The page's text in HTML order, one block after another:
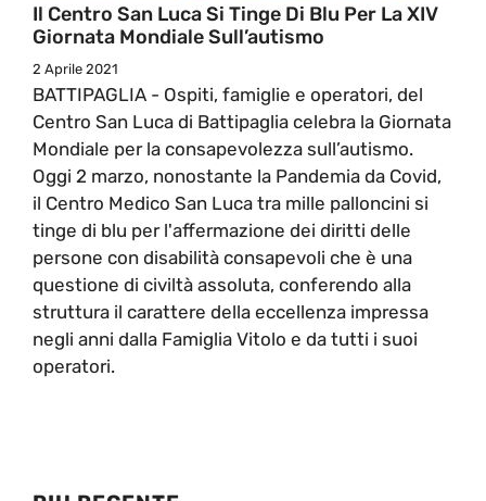
Il Centro San Luca Si Tinge Di Blu Per La XIV
Giornata Mondiale Sull’autismo
2 Aprile 2021
BATTIPAGLIA - Ospiti, famiglie e operatori, del
Centro San Luca di Battipaglia celebra la Giornata
Mondiale per la consapevolezza sull’autismo.
Oggi 2 marzo, nonostante la Pandemia da Covid,
il Centro Medico San Luca tra mille palloncini si
tinge di blu per l'affermazione dei diritti delle
persone con disabilità consapevoli che è una
questione di civiltà assoluta, conferendo alla
struttura il carattere della eccellenza impressa
negli anni dalla Famiglia Vitolo e da tutti i suoi
operatori.